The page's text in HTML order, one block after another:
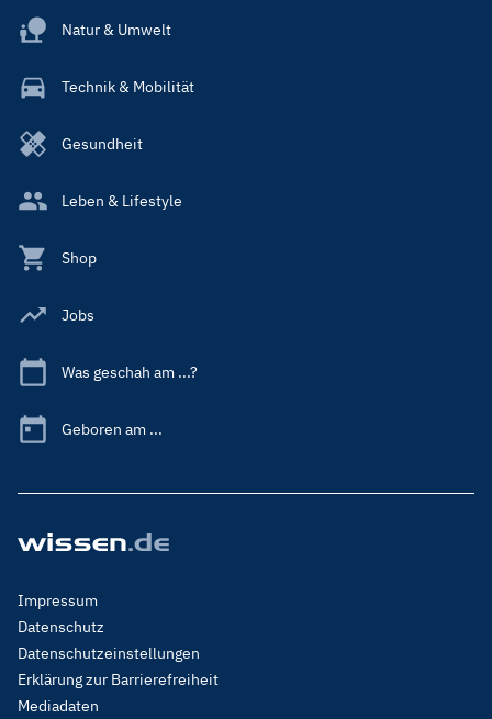
Natur & Umwelt
Technik & Mobilität
Gesundheit
Leben & Lifestyle
Shop
Jobs
Was geschah am ...?
Geboren am ...
Footer
Menu
Legal
Impressum
Datenschutz
Datenschutzeinstellungen
Erklärung zur Barrierefreiheit
Mediadaten